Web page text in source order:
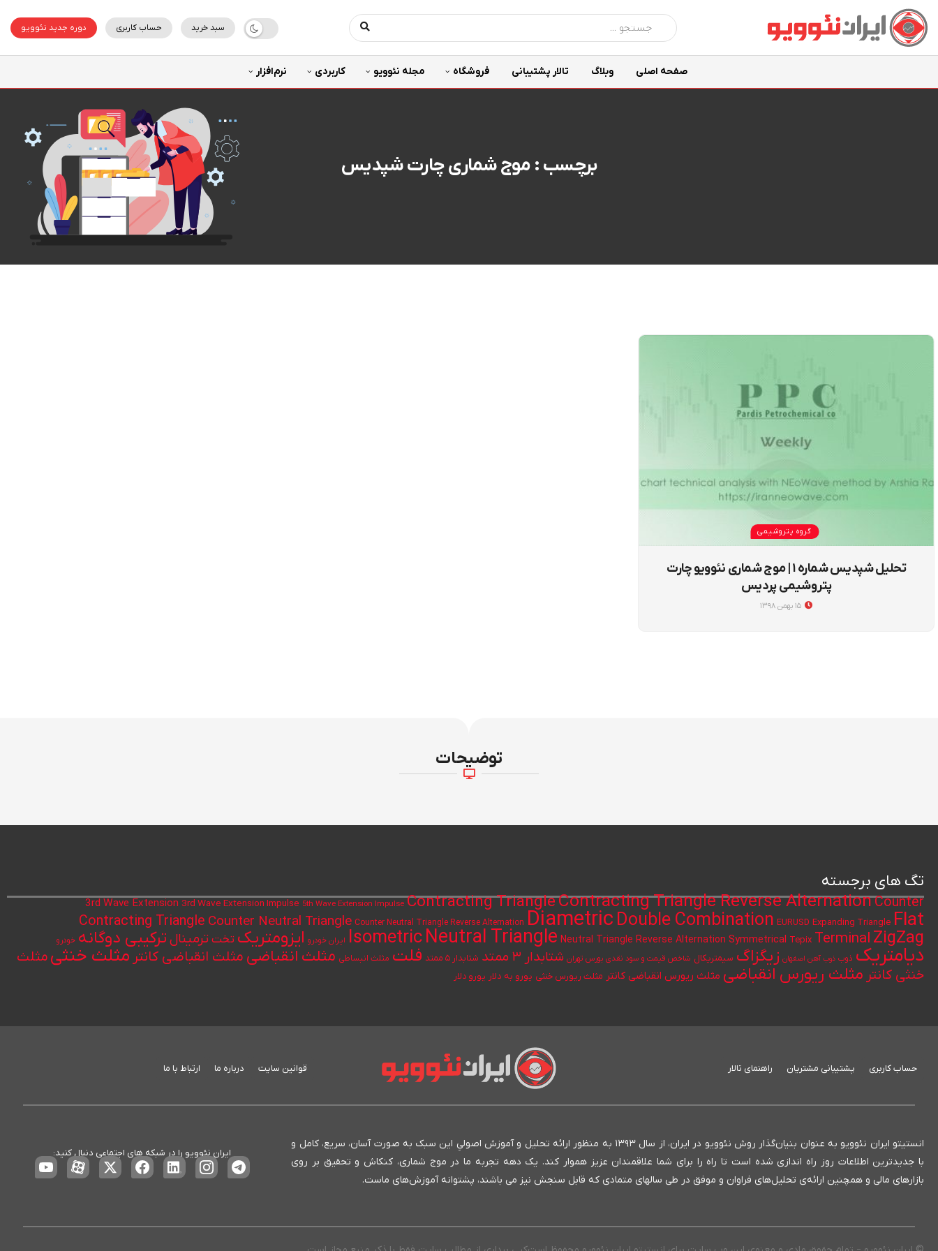
سبد خرید حساب کاربری دوره جدید نئوویو
صفحه اصلی وبلاگ تالار پشتیبانی فروشگاه مجله نئوویو کاربردی نرم‌افزار
برچسب : موج شماری چارت شپدیس
گروه پتروشیمی
تحلیل شپدیس شماره ۱ | موج شماری نئوویو چارت
پتروشیمی پردیس
توضیحات
تگ های برجسته
3rd Wave Extension 3rd Wave Extension Impulse 5th Wave Extension Impulse Contracting TriangleContracting Triangle Reverse AlternationCounter
Contracting Triangle Counter Neutral Triangle Counter Neutral Triangle Reverse Alternation Diametric Double Combination EURUSD Expanding Triangle Flat
IsometricNeutral Triangle Neutral Triangle Reverse Alternation Symmetrical Tepix Terminal ZigZag ایران خودرو ایزومتریک تختترمینال ترکیبی دوگانه خودرو
دیامتریک ذوب ذوب آهن اصفهان زیگزاگ سیمتریکال شاخص قیمت و سود نقدی بورس تهران شتابدار ۳ ممتد شتابدار ۵ ممتد فلت مثلث انبساطی مثلث انقباضی مثلث انقباضی کانتر مثلث خنثی مثلث
خنثی کانتر مثلث ریورس انقباضی مثلث ریورس انقباضی کانتر مثلث ریورس خنثی یورو به دلار یورو دلار
حساب کاربری پشتیبانی مشتریان راهنمای تالار قوانین سایت درباره ما ارتباط با ما
انستیتو ایران نئوویو به عنوان بنیان‌گذار روش نئوویو در ایران، از سال ۱۳۹۳ به منظور ارائه تحلیل و آموزش اصولیِ این سبک به صورت آسان، سریع، کامل و
با جدیدترین اطلاعات روز راه اندازی شده است تا راه را برای شما علاقمندان عزیز هموار کند. یک دهه تجربه ما در موج شماری، کنکاش و تحقیق بر روی
بازارهای مالی و همچنین ارائه‌ی تحلیل‌های فراوان و موفق در طی سالهای متمادی که قابل سنجش نیز می باشند، پشتوانه آموزش‌های ماست.
ایران نئوویو را در شبکه های اجتماعی دنبال کنید: